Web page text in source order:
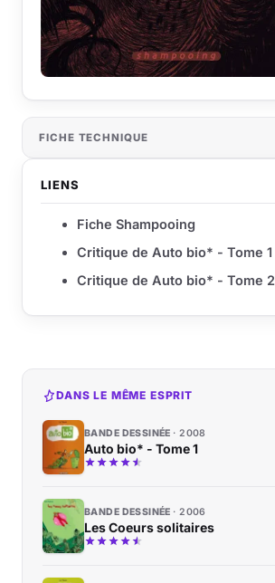
FICHE TECHNIQUE
LIENS
Fiche Shampooing
Critique de Auto bio* - Tome 1
Critique de Auto bio* - Tome 2
DANS LE MÊME ESPRIT
BANDE DESSINÉE 2008
Auto bio* - Tome 1
BANDE DESSINÉE 2006
Les Coeurs solitaires